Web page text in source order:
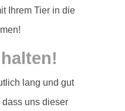
Ihrem Tier in die
lang und gut
uns dieser